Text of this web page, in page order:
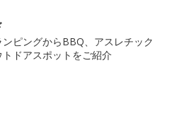
ピングからBBQ、アスレチック
ドアスポットをご紹介